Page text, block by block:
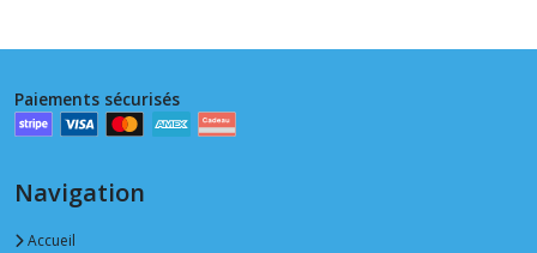
Paiements sécurisés
Navigation
Accueil